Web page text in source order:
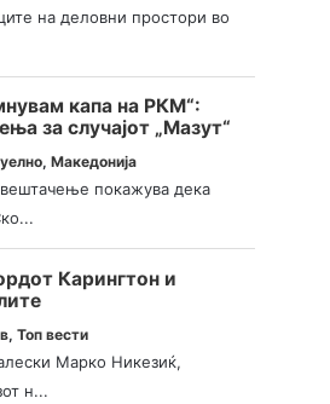
на деловни простори во
капа на РКМ“:
за случајот „Мазут“
,Македонија
покажува дека
Карингтон и
,Топ вести
Марко Никезиќ,
н...